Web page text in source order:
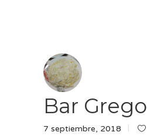
Bar Grego
7 septiembre, 2018